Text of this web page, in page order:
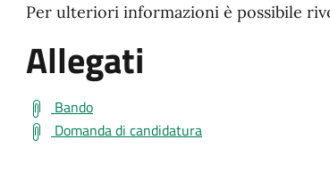
Per ulteriori informazioni è possibile
Allegati
Bando
Domanda di candidatura